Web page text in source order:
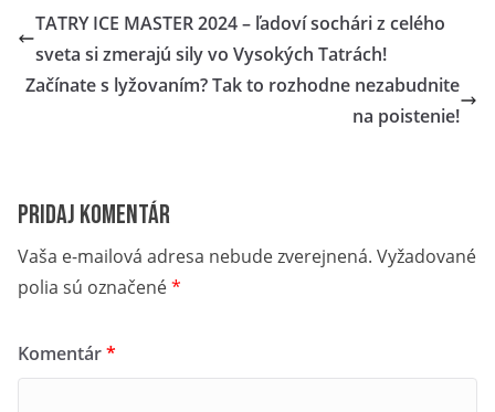
TATRY ICE MASTER 2024 – ľadoví sochári z celého
sveta si zmerajú sily vo Vysokých Tatrách!
Začínate s lyžovaním? Tak to rozhodne nezabudnite
na poistenie!
Pridaj komentár
Vaša e-mailová adresa nebude zverejnená. Vyžadované
polia sú označené*
Komentár*